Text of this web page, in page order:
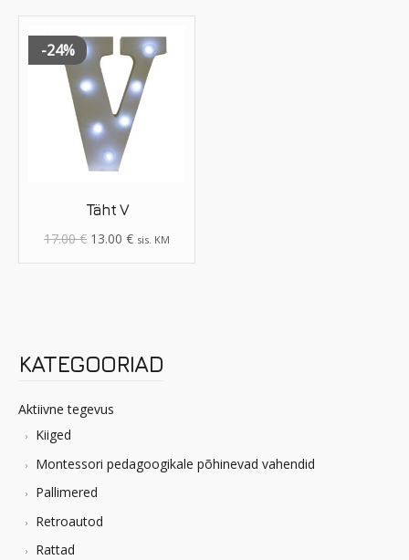
KATEGOORIAD
Aktiivne tegevus
Kiiged
Montessori pedagoogikale põhinevad vahendid
Pallimered
Retroautod
Rattad
-24%
Täht V
17.00€ 13.00 € sis. KM